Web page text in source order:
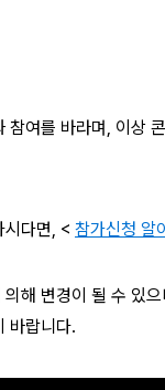
참여를 바라며, 이상
다면, < 참가신청 알
해 변경이 될 수 있
바랍니다.